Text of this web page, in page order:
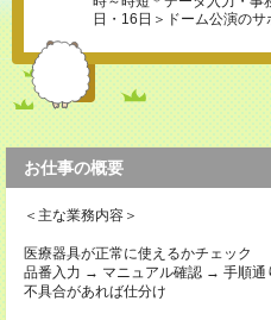
日・16日＞ドーム公演の
お仕事の概要
＜主な業務内容＞
医療器具が正常に使えるかチェック
品番入力 → マニュアル確認 → 手順通
不具合があれば仕分け